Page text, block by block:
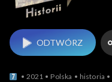
ODTWÓRZ
2021 Polska historia